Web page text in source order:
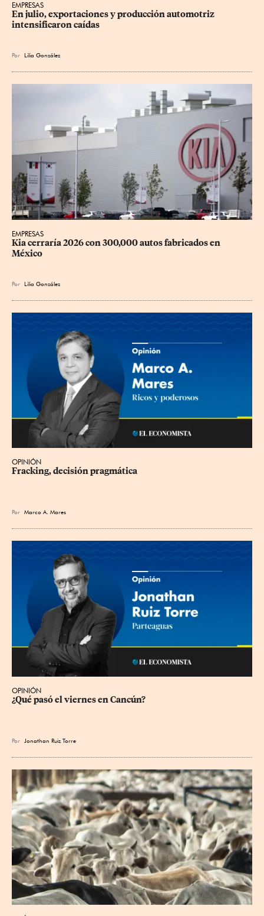
EMPRESAS
En julio, exportaciones y producción automotriz
intensificaron caídas
Por Lilia González
EMPRESAS
Kia cerraría 2026 con 300,000 autos fabricados en
México
Por Lilia González
OPINIÓN
Fracking, decisión pragmática
Por Marco A. Mares
OPINIÓN
¿Qué pasó el viernes en Cancún?
Por Jonathan Ruiz Torre